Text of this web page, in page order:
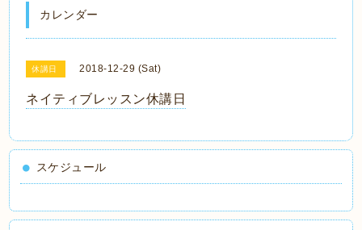
カレンダー
休講日 2018-12-29 (Sat)
ネイティブレッスン休講日
スケジュール